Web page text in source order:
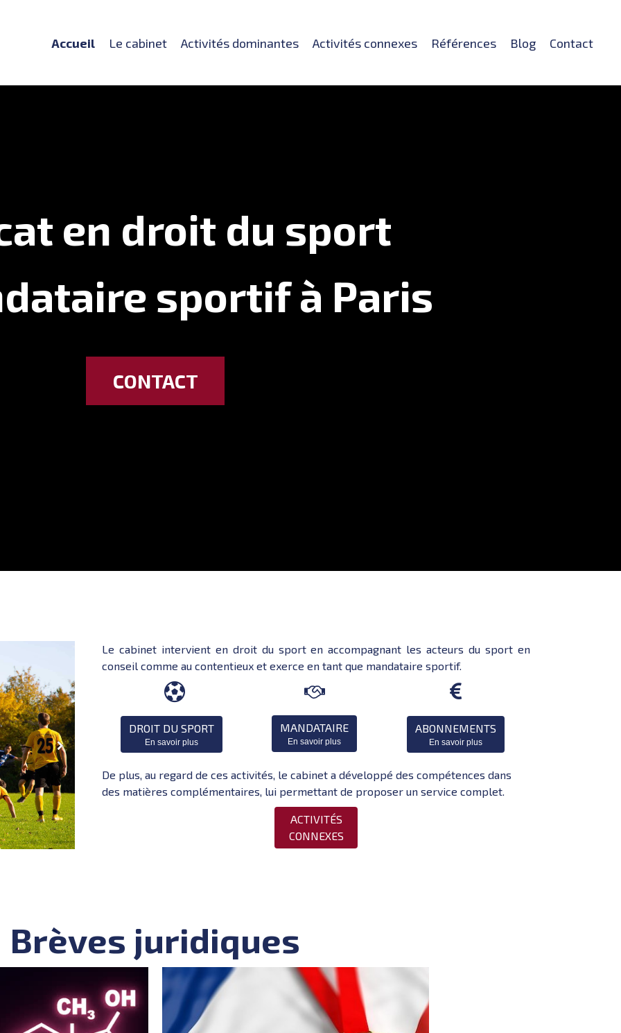
en droit du sport
sportif à Paris
CONTACT
Accueil Le cabinet Activités dominantes Activités connexes Références Blog Contact
Le cabinet intervient en droit du sport en accompagnant les acteurs du sport en
conseil comme au contentieux etexerce en tant que mandataire sportif.

DROIT DU SPORT
En savoir plus

MANDATAIRE
En savoir plus

ABONNEMENTS
En savoir plus
De plus, au regard de ces activités, le cabinet a développé des compétences dans
des matières complémentaires, lui permettant de proposer un service complet.
ACTIVITÉS
CONNEXES
Brèves juridiques